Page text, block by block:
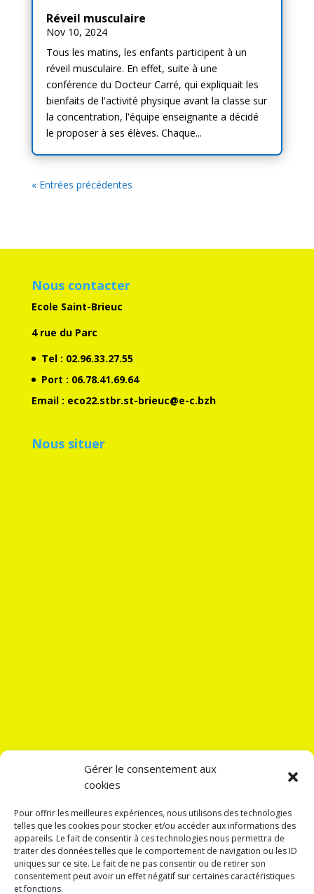
Gérer le consentement aux
cookies
Pour offrir les meilleures expériences, nous utilisons des technologies
telles que les cookies pour stocker et/ou accéder aux informations des
appareils. Le fait de consentir à ces technologies nous permettra de
traiter des données telles que le comportement de navigation ou les ID
uniques sur ce site. Le fait de ne pas consentir ou de retirer son
consentement peut avoir un effet négatif sur certaines caractéristiques
et fonctions.
Réveil musculaire
Nov 10, 2024
Tous les matins, les enfants participent à un
réveil musculaire. En effet, suite à une
conférence du Docteur Carré, qui expliquait les
bienfaits de l'activité physique avant la classe sur
la concentration, l'équipe enseignante a décidé
le proposer à ses élèves. Chaque...
« Entrées précédentes
Nous contacter
Ecole Saint-Brieuc
4 rue du Parc
Tel : 02.96.33.27.55
Port : 06.78.41.69.64
Email : eco22.stbr.st-brieuc@e-c.bzh
Nous situer
Nos liens
Mentions légales
Lien admin